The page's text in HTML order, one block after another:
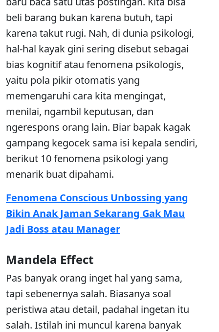
beli barang bukan karena butuh, tapi
karena takut rugi. Nah, di dunia psikologi,
hal-hal kayak gini sering disebut sebagai
bias kognitif atau fenomena psikologis,
yaitu pola pikir otomatis yang
memengaruhi cara kita mengingat,
menilai, ngambil keputusan, dan
ngerespons orang lain. Biar bapak kagak
gampang kegocek sama isi kepala sendiri,
berikut 10 fenomena psikologi yang
menarik buat dipahami.
Fenomena Conscious Unbossing yang
Bikin Anak Jaman Sekarang Gak Mau
Jadi Boss atau Manager
Mandela Effect
Pas banyak orang inget hal yang sama,
tapi sebenernya salah. Biasanya soal
peristiwa atau detail, padahal ingetan itu
salah. Istilah ini muncul karena banyak